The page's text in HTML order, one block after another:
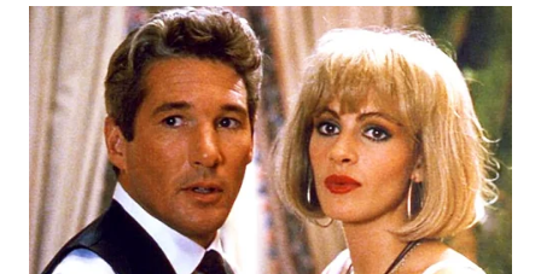
PAKPAK
WN
KARAWANG
WN
BEKASI
WN